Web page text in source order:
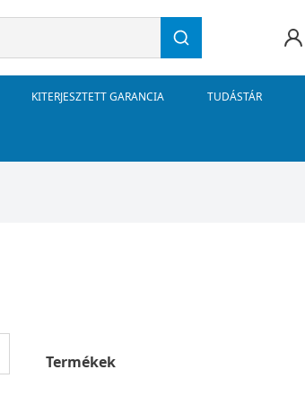
KITERJESZTETT GARANCIA TUDÁSTÁR
Termékek